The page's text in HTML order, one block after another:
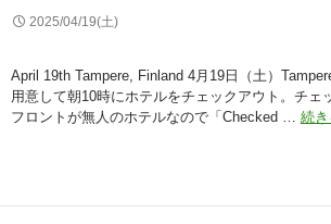
2025/04/19(土)
April 19th Tampere, Finland 4月19日（土）
用意して朝10時にホテルをチェックアウト。チェ
フロントが無人のホテルなので「Checked … 続